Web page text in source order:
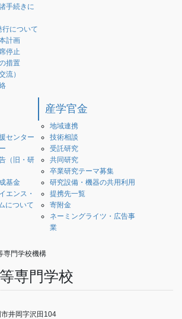
手続きに
行について
計画
停止
措置
流）
センター
（旧・研
基金
エンス・
について
産学官金
地域連携
技術相談
受託研究
共同研究
卒業研究テーマ募集
研究設備・機器の共用利用
提携先一覧
寄附金
ネーミングライツ・広告事
業
門学校機構
専門学校
井岡字沢田104